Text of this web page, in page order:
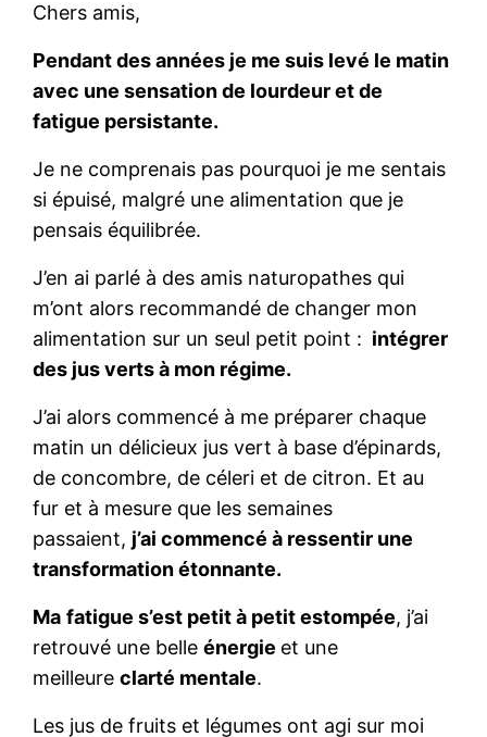
Chers amis,
Pendant des années je me suis levé le matin
avec une sensation de lourdeur et de
fatigue persistante.
Je ne comprenais pas pourquoi je me sentais
si épuisé, malgré une alimentation que je
pensais équilibrée.
J’en ai parlé à des amis naturopathes qui
m’ont alors recommandé de changer mon
alimentation sur un seul petit point : intégrer
des jus verts à mon régime.
J’ai alors commencé à me préparer chaque
matin un délicieux jus vert à base d’épinards,
de concombre, de céleri et de citron. Et au
fur et à mesure que les semaines
passaient, j’ai commencé à ressentir une
transformation étonnante.
Ma fatigue s’est petit à petit estompée, j’ai
retrouvé une belleénergie et une
meilleureclarté mentale.
Les jus de fruits et légumes ont agi sur moi